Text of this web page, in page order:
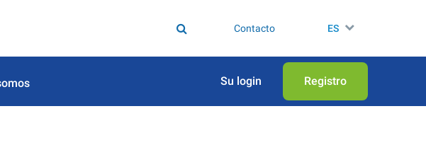
Contacto ES
Su login Registro